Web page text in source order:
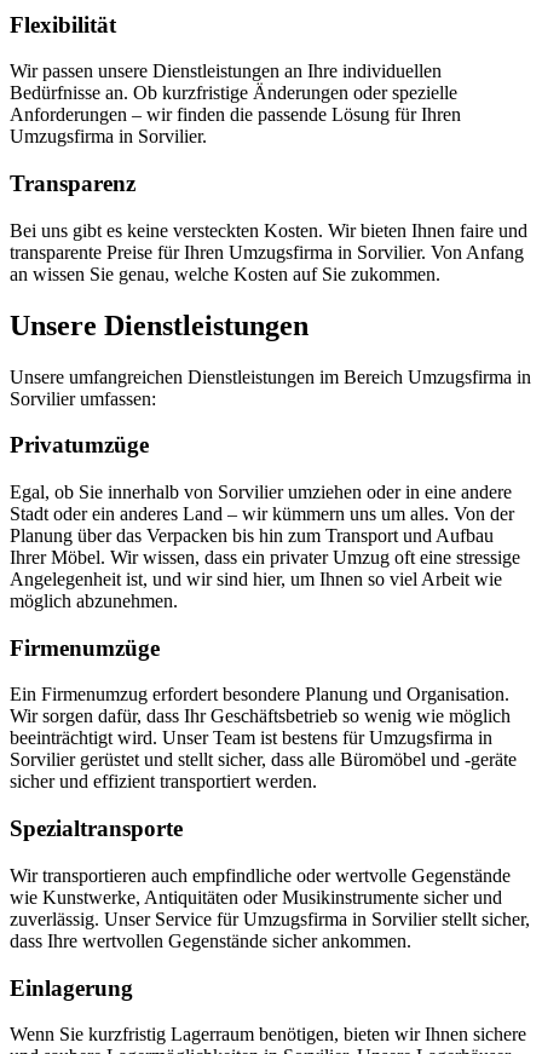
Flexibilität
Wir passen unsere Dienstleistungen an Ihre individuellen
Bedürfnisse an. Ob kurzfristige Änderungen oder spezielle
Anforderungen – wir finden die passende Lösung für Ihren
Umzugsfirma in Sorvilier.
Transparenz
Bei uns gibt es keine versteckten Kosten. Wir bieten Ihnen faire und
transparente Preise für Ihren Umzugsfirma in Sorvilier. Von Anfang
an wissen Sie genau, welche Kosten auf Sie zukommen.
Unsere Dienstleistungen
Unsere umfangreichen Dienstleistungen im Bereich Umzugsfirma in
Sorvilier umfassen:
Privatumzüge
Egal, ob Sie innerhalb von Sorvilier umziehen oder in eine andere
Stadt oder ein anderes Land – wir kümmern uns um alles. Von der
Planung über das Verpacken bis hin zum Transport und Aufbau
Ihrer Möbel. Wir wissen, dass ein privater Umzug oft eine stressige
Angelegenheit ist, und wir sind hier, um Ihnen so viel Arbeit wie
möglich abzunehmen.
Firmenumzüge
Ein Firmenumzug erfordert besondere Planung und Organisation.
Wir sorgen dafür, dass Ihr Geschäftsbetrieb so wenig wie möglich
beeinträchtigt wird. Unser Team ist bestens für Umzugsfirma in
Sorvilier gerüstet und stellt sicher, dass alle Büromöbel und -geräte
sicher und effizient transportiert werden.
Spezialtransporte
Wir transportieren auch empfindliche oder wertvolle Gegenstände
wie Kunstwerke, Antiquitäten oder Musikinstrumente sicher und
zuverlässig. Unser Service für Umzugsfirma in Sorvilier stellt sicher,
dass Ihre wertvollen Gegenstände sicher ankommen.
Einlagerung
Wenn Sie kurzfristig Lagerraum benötigen, bieten wir Ihnen sichere